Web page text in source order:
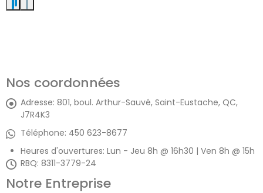
Nos coordonnées
Adresse: 801, boul. Arthur-Sauvé, Saint-Eustache, QC,
J7R4K3
Téléphone: 450 623-8677
Heures d'ouvertures: Lun - Jeu 8h @ 16h30 | Ven 8h @ 15h
RBQ: 8311-3779-24
Notre Entreprise